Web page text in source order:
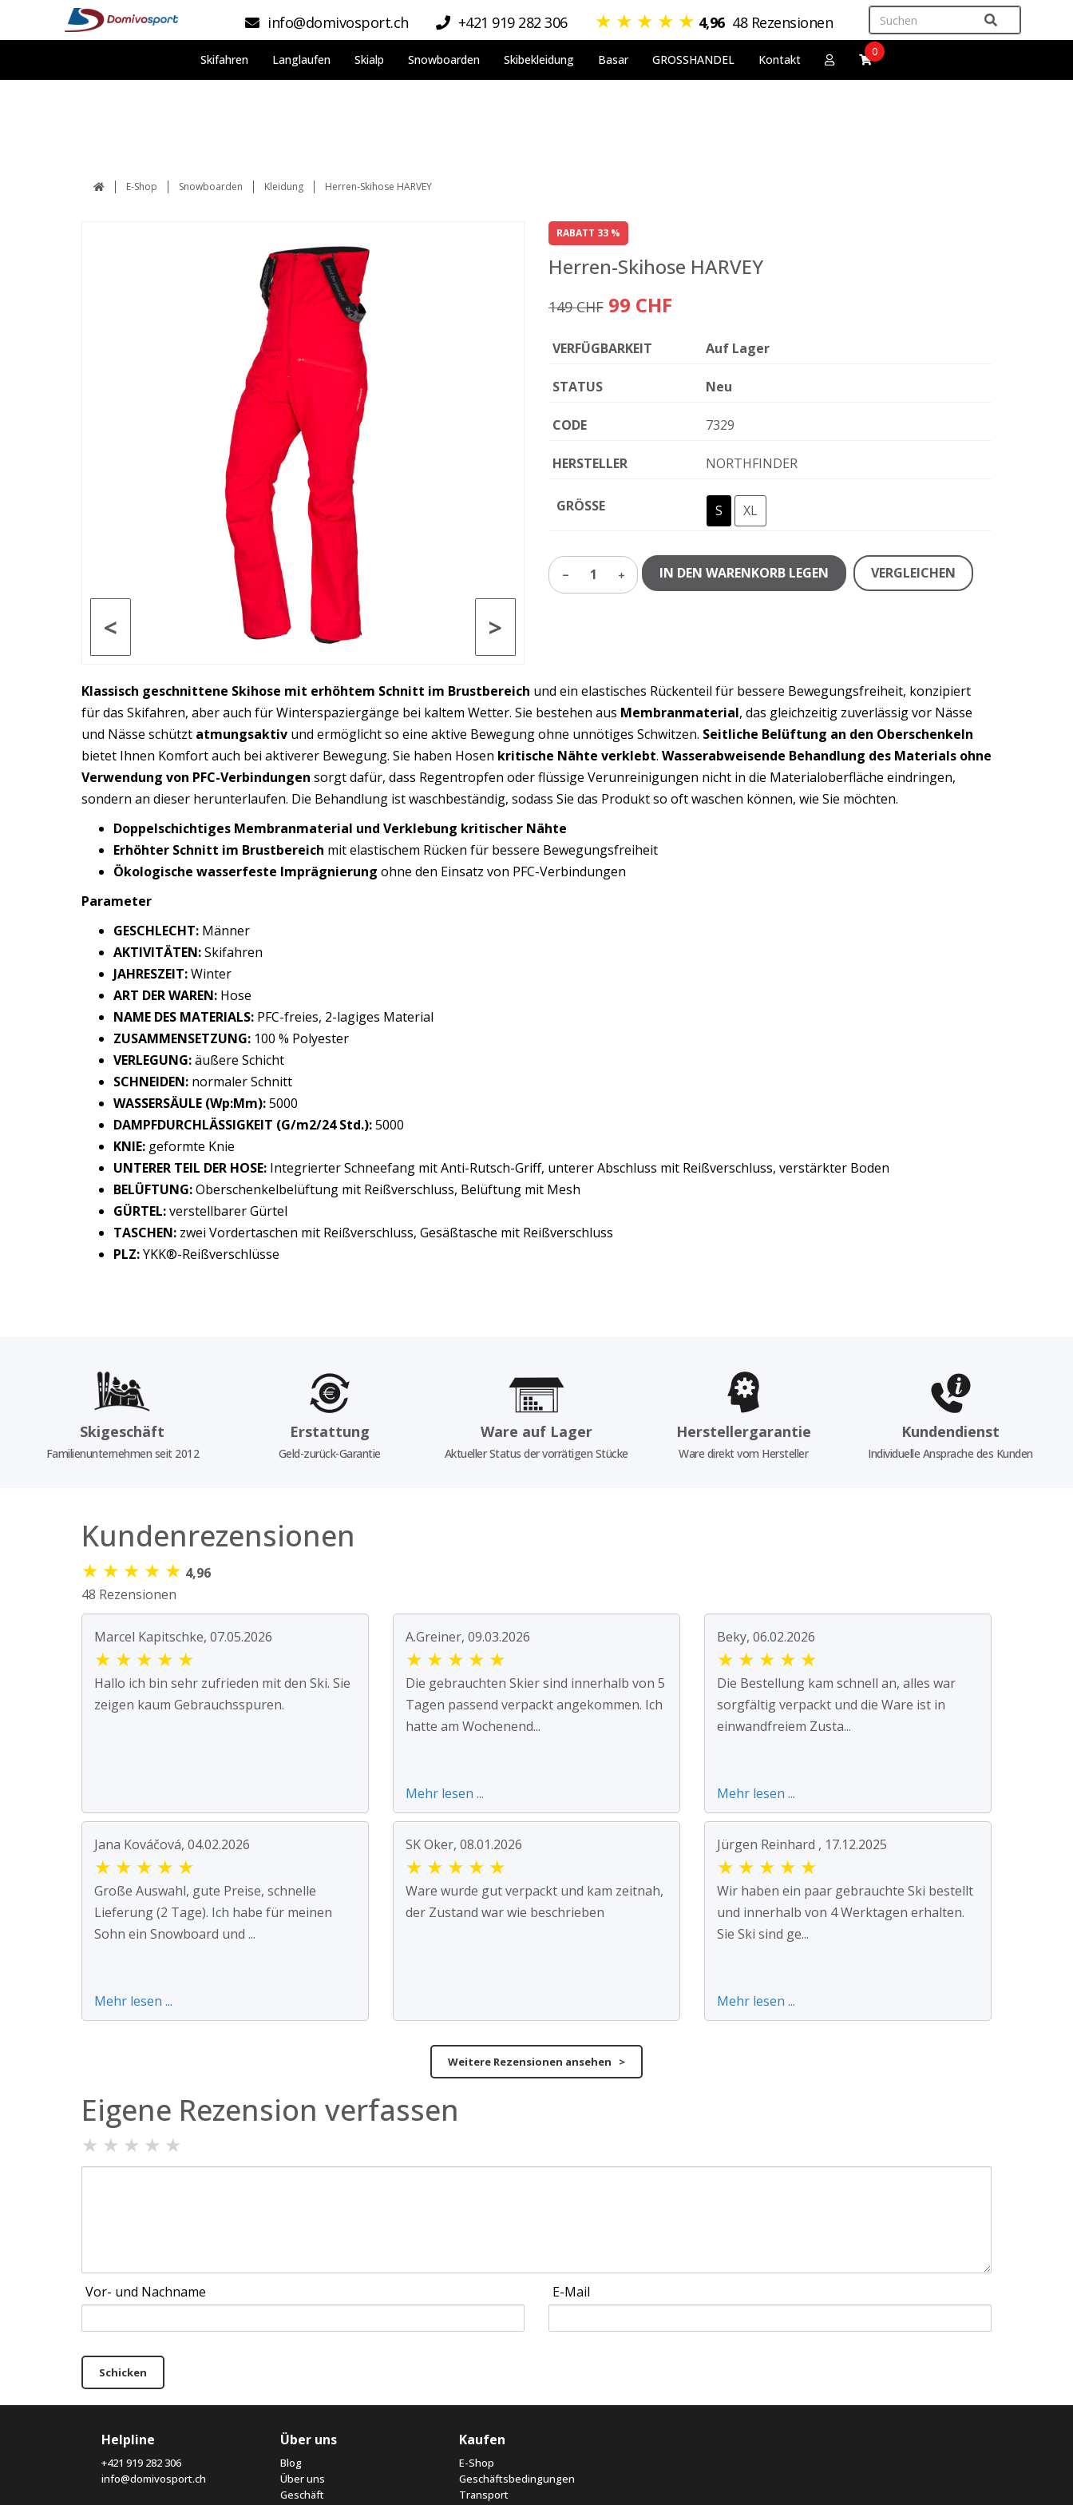
info@domivosport.ch +421 919 282 306 ★ ★ ★ ★ ★ 4,96 48 Rezensionen
Skifahren Langlaufen Skialp Snowboarden Skibekleidung Basar GROSSHANDEL Kontakt
0
E-Shop Snowboarden Kleidung Herren-Skihose HARVEY
>
<
RABATT 33 %
Herren-Skihose HARVEY
149 CHF 99 CHF
VERFÜGBARKEIT Auf Lager
STATUS Neu
CODE 7329
HERSTELLER NORTHFINDER
GRÖSSE S XL
1 IN DEN WARENKORB LEGEN VERGLEICHEN
Klassisch geschnittene Skihose mit erhöhtem Schnitt im Brustbereich und ein elastisches Rückenteil für bessere Bewegungsfreiheit, konzipiert
für das Skifahren, aber auch für Winterspaziergänge bei kaltem Wetter. Sie bestehen aus Membranmaterial, das gleichzeitig zuverlässig vor Nässe
und Nässe schützt atmungsaktiv und ermöglicht so eine aktive Bewegung ohne unnötiges Schwitzen. Seitliche Belüftung an den Oberschenkeln
bietet Ihnen Komfort auch bei aktiverer Bewegung. Sie haben Hosen kritische Nähte verklebt. Wasserabweisende Behandlung des Materials ohne
Verwendung von PFC-Verbindungen sorgt dafür, dass Regentropfen oder flüssige Verunreinigungen nicht in die Materialoberfläche eindringen,
sondern an dieser herunterlaufen. Die Behandlung ist waschbeständig, sodass Sie das Produkt so oft waschen können, wie Sie möchten.
Doppelschichtiges Membranmaterial und Verklebung kritischer Nähte
Erhöhter Schnitt im Brustbereich mit elastischem Rücken für bessere Bewegungsfreiheit
Ökologische wasserfeste Imprägnierung ohne den Einsatz von PFC-Verbindungen
Parameter
GESCHLECHT: Männer
AKTIVITÄTEN:Skifahren
JAHRESZEIT:Winter
ART DER WAREN: Hose
NAME DES MATERIALS: PFC-freies, 2-lagiges Material
ZUSAMMENSETZUNG: 100 % Polyester
VERLEGUNG:äußere Schicht
SCHNEIDEN: normaler Schnitt
WASSERSÄULE (Wp:Mm):5000
DAMPFDURCHLÄSSIGKEIT (G/m2/24 Std.):5000
KNIE: geformte Knie
UNTERER TEIL DER HOSE: Integrierter Schneefang mit Anti-Rutsch-Griff, unterer Abschluss mit Reißverschluss, verstärkter Boden
BELÜFTUNG:Oberschenkelbelüftung mit Reißverschluss, Belüftung mit Mesh
GÜRTEL:verstellbarer Gürtel
TASCHEN: zwei Vordertaschen mit Reißverschluss, Gesäßtasche mit Reißverschluss
PLZ:YKK®-Reißverschlüsse
Skigeschäft
Familienunternehmen seit 2012
Erstattung
Geld-zurück-Garantie
Ware auf Lager
Aktueller Status der vorrätigen Stücke
Herstellergarantie
Ware direkt vom Hersteller
Kundendienst
Individuelle Ansprache des Kunden
Kundenrezensionen
★ ★ ★ ★ ★ 4,96
48 Rezensionen
Marcel Kapitschke, 07.05.2026
★ ★ ★ ★ ★
Hallo ich bin sehr zufrieden mit den Ski. Sie
zeigen kaum Gebrauchsspuren.
A.Greiner, 09.03.2026
★ ★ ★ ★ ★
Die gebrauchten Skier sind innerhalb von 5
Tagen passend verpackt angekommen. Ich
hatte am Wochenend...
Mehr lesen ...
Beky, 06.02.2026
★ ★ ★ ★ ★
Die Bestellung kam schnell an, alles war
sorgfältig verpackt und die Ware ist in
einwandfreiem Zusta...
Mehr lesen ...
Jana Kováčová, 04.02.2026
★ ★ ★ ★ ★
Große Auswahl, gute Preise, schnelle
Lieferung (2 Tage). Ich habe für meinen
Sohn ein Snowboard und ...
Mehr lesen ...
SK Oker, 08.01.2026
★ ★ ★ ★ ★
Ware wurde gut verpackt und kam zeitnah,
der Zustand war wie beschrieben
Jürgen Reinhard , 17.12.2025
★ ★ ★ ★ ★
Wir haben ein paar gebrauchte Ski bestellt
und innerhalb von 4 Werktagen erhalten.
Sie Ski sind ge...
Mehr lesen ...
Weitere Rezensionen ansehen >
Eigene Rezension verfassen
★ ★ ★ ★ ★
Vor- und Nachname E-Mail
Schicken
Helpline
+421 919 282 306
info@domivosport.ch
Über uns
Blog
Über uns
Geschäft
Kaufen
E-Shop
Geschäftsbedingungen
Transport